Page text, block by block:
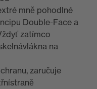
mně pohodlné
Double-Face a
zatímco
na
zaručuje